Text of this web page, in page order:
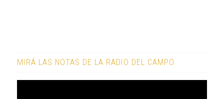
MIRÁ LAS NOTAS DE LA RADIO DEL CAMPO